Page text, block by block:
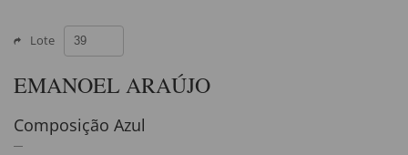
Lote
EMANOEL ARAÚJO
Composição Azul